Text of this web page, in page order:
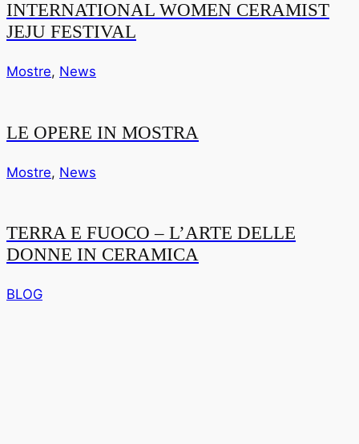
INTERNATIONAL WOMEN CERAMIST
JEJU FESTIVAL
Mostre, News
LE OPERE IN MOSTRA
Mostre, News
TERRA E FUOCO – L’ARTE DELLE
DONNE IN CERAMICA
BLOG